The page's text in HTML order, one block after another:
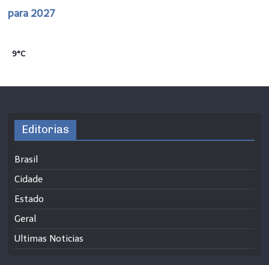
para 2027
9°C
Editorias
Brasil
Cidade
Estado
Geral
Ultimas Noticias